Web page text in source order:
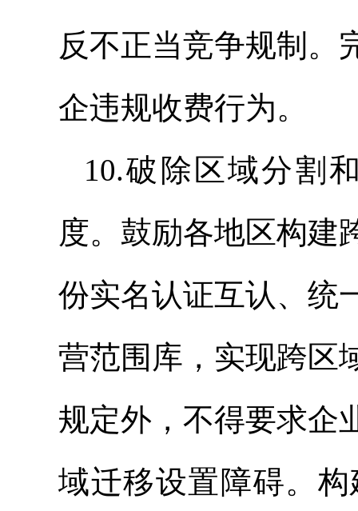
反不正当竞争规制。
企违规收费行为。
10.破除区域分割
度。鼓励各地区构建
份实名认证互认、统
营范围库，实现跨区
规定外，不得要求企
域迁移设置障碍。